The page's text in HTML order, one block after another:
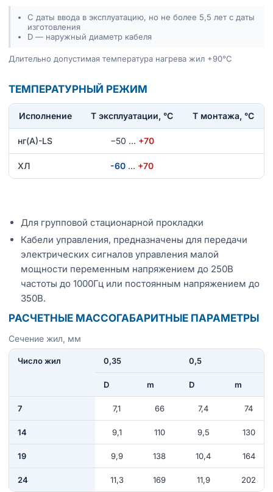
С даты ввода в эксплуатацию, но не более 5,5 лет с даты
изготовления
D — наружный диаметр кабеля
Длительно допустимая температура нагрева жил +90°С
ТЕМПЕРАТУРНЫЙ РЕЖИМ
Исполнение T эксплуатации, °С Т монтажа, °С
нг(А)-LS −50 … +70
ХЛ -60 … +70
Для групповой стационарной прокладки
Кабели управления, предназначены для передачи
электрических сигналов управления малой
мощности переменным напряжением до 250В
частоты до 1000Гц или постоянным напряжением до
350В.
РАСЧЕТНЫЕ МАССОГАБАРИТНЫЕ ПАРАМЕТРЫ
Сечение жил, мм
Число жил 0,35 0,5
D m D m
7 7,1 66 7,4 74
14 9,1 110 9,5 130
19 9,9 138 10,4 164
24 11,3 169 11,9 202